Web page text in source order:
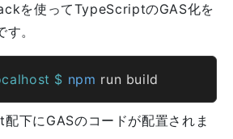
を使ってTypeScriptのGAS化を
。
$ npm
下にGASのコードが配置されま